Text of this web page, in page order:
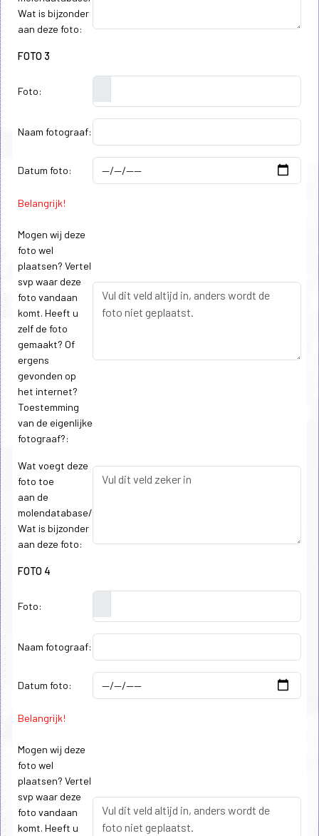
Wat is bijzonder
aan deze foto:
FOTO 3
Foto:
Naam fotograaf:
Datum foto:
Belangrijk!
Mogen wij deze
foto wel
plaatsen? Vertel
svp waar deze
foto vandaan
komt. Heeft u
zelf de foto
gemaakt? Of
ergens
gevonden op
het internet?
Toestemming
van de eigenlijke
fotograaf?:
Wat voegt deze
foto toe
aan de
molendatabase/
Wat is bijzonder
aan deze foto:
FOTO 4
Foto:
Naam fotograaf:
Datum foto:
Belangrijk!
Mogen wij deze
foto wel
plaatsen? Vertel
svp waar deze
foto vandaan
komt. Heeft u